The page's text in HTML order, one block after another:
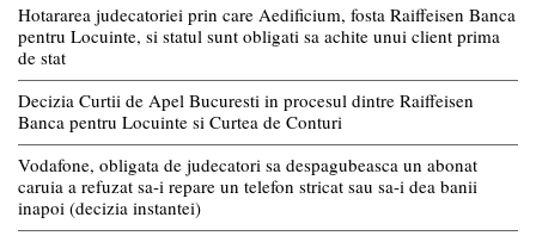
Hotararea judecatoriei prin care Aedificium, fosta Raiffeisen Banca
pentru Locuinte, si statul sunt obligati sa achite unui client prima
de stat
Decizia Curtii de Apel Bucuresti in procesul dintre Raiffeisen
Banca pentru Locuinte si Curtea de Conturi
Vodafone, obligata de judecatori sa despagubeasca un abonat
caruia a refuzat sa-i repare un telefon stricat sau sa-i dea banii
inapoi (decizia instantei)